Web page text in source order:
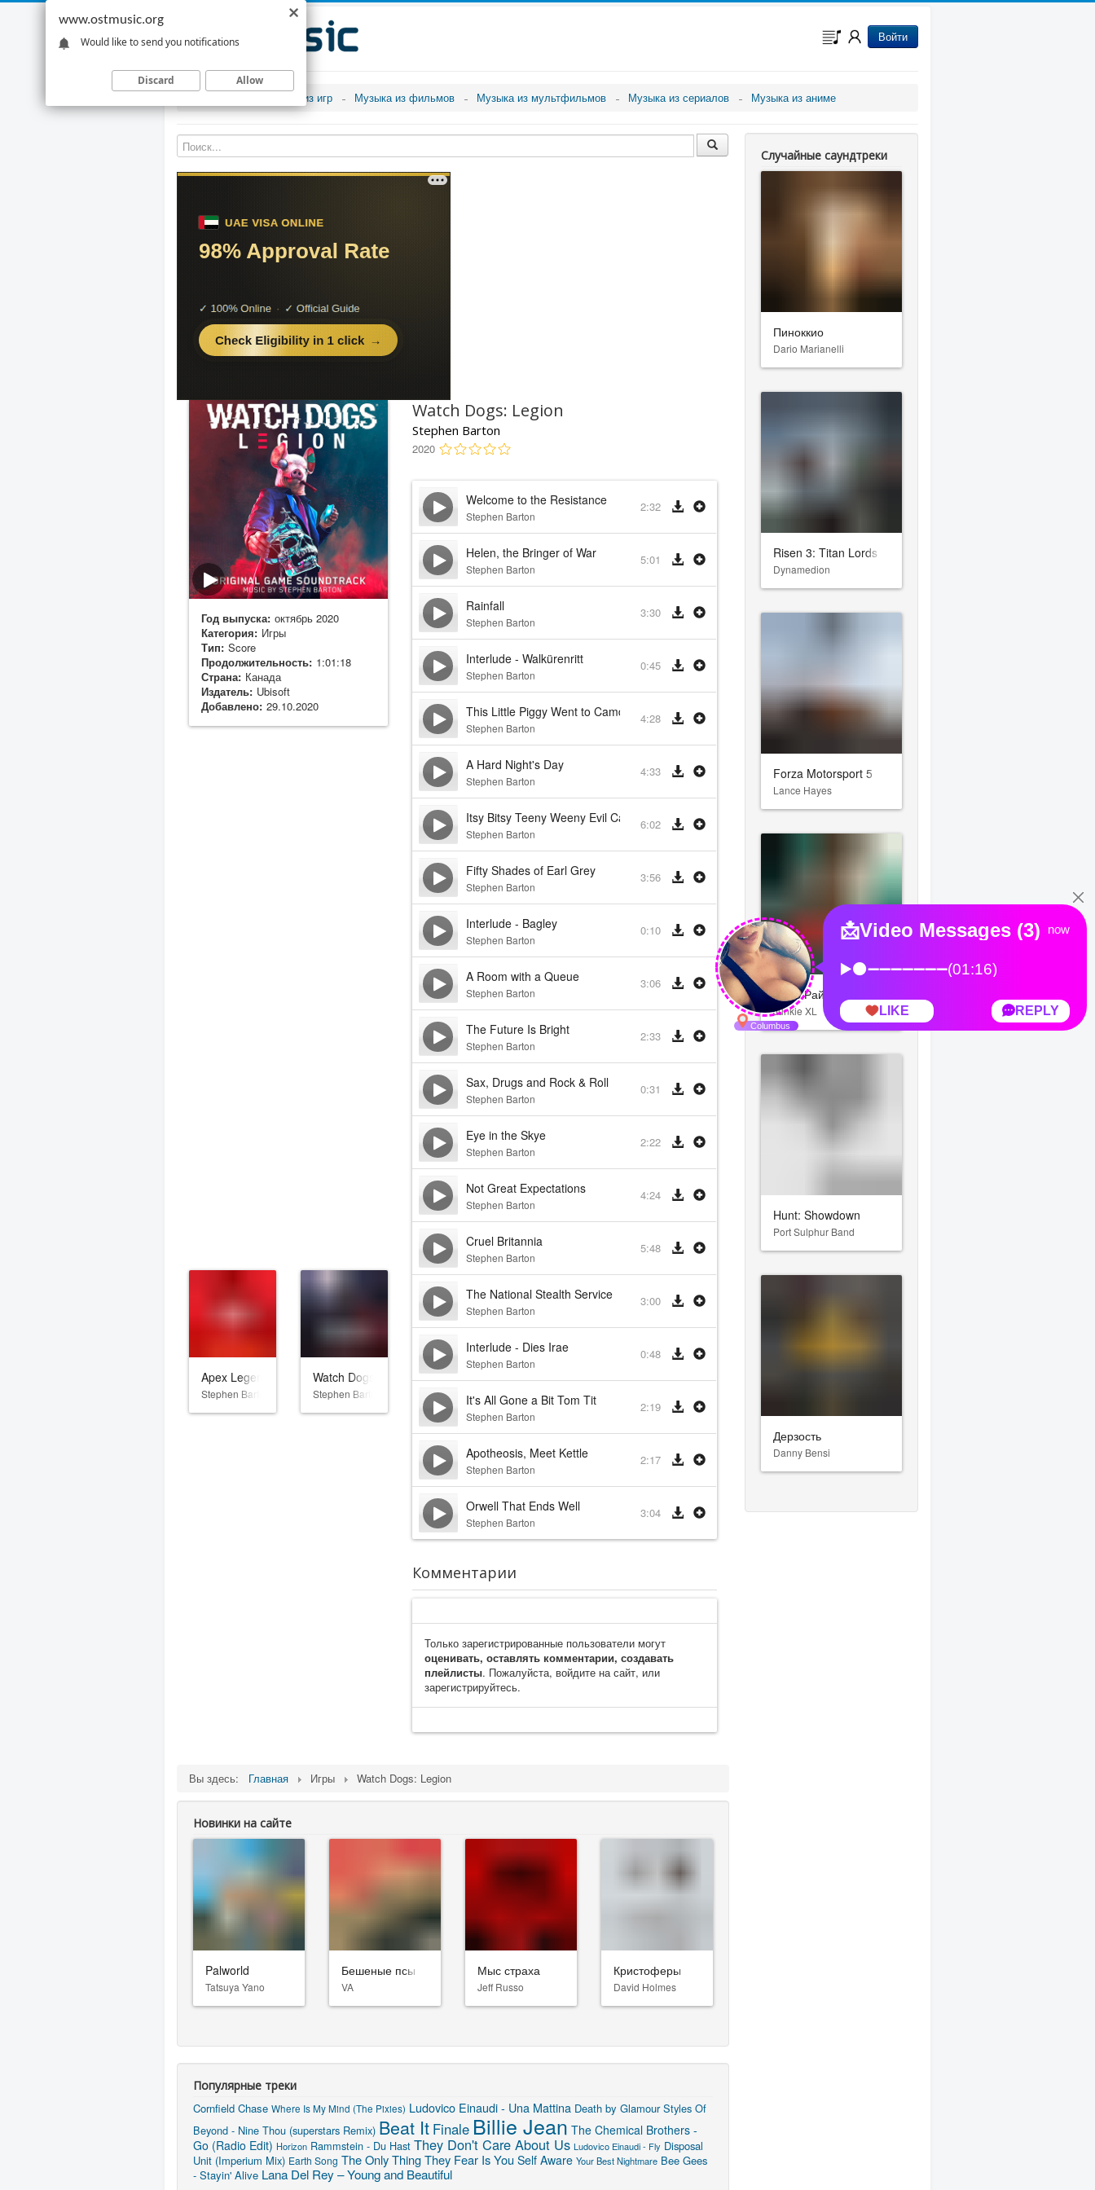
Войти
Музыка из игр Музыка из фильмов Музыка из мультфильмов Музыка из сериалов Музыка из аниме
Год выпуска: октябрь 2020
Категория: Игры
Тип: Score
Продолжительность: 1:01:18
Страна: Канада
Издатель: Ubisoft
Добавлено: 29.10.2020
Apex Legends
Stephen Barton
Watch Dogs: Legion - Bloodline
Stephen Barton
Watch Dogs: Legion
Stephen Barton
2020
Welcome to the Resistance
Stephen Barton
2:32
Helen, the Bringer of War
Stephen Barton
5:01
Rainfall
Stephen Barton
3:30
Interlude - Walkürenritt
Stephen Barton
0:45
This Little Piggy Went to Camden Market
Stephen Barton
4:28
A Hard Night's Day
Stephen Barton
4:33
Itsy Bitsy Teeny Weeny Evil Capitalist Machiney
Stephen Barton
6:02
Fifty Shades of Earl Grey
Stephen Barton
3:56
Interlude - Bagley
Stephen Barton
0:10
A Room with a Queue
Stephen Barton
3:06
The Future Is Bright
Stephen Barton
2:33
Sax, Drugs and Rock & Roll
Stephen Barton
0:31
Eye in the Skye
Stephen Barton
2:22
Not Great Expectations
Stephen Barton
4:24
Cruel Britannia
Stephen Barton
5:48
The National Stealth Service
Stephen Barton
3:00
Interlude - Dies Irae
Stephen Barton
0:48
It's All Gone a Bit Tom Tit
Stephen Barton
2:19
Apotheosis, Meet Kettle
Stephen Barton
2:17
Orwell That Ends Well
Stephen Barton
3:04
Комментарии
Только зарегистрированные пользователи могут
оценивать, оставлять комментарии, создавать
плейлисты. Пожалуйста, войдите на сайт, или
зарегистрируйтесь.
Вы здесь: Главная Игры Watch Dogs: Legion
Новинки на сайте
Palworld
Tatsuya Yano
Бешеные псы
VA
Мыс страха
Jeff Russo
Кристоферы
David Holmes
Популярные треки
Cornfield Chase Where Is My Mind (The Pixies) Ludovico Einaudi - Una Mattina Death by Glamour Styles Of
Beyond - Nine Thou (superstars Remix) Beat It Finale Billie Jean The Chemical Brothers -
Go (Radio Edit) Horizon Rammstein - Du Hast They Don't Care About Us Ludovico Einaudi - Fly Disposal
Unit (Imperium Mix) Earth Song The Only Thing They Fear Is You Self Aware Your Best Nightmare Bee Gees
- Stayin' Alive Lana Del Rey – Young and Beautiful
Случайные саундтреки
Пиноккио
Dario Marianelli
Risen 3: Titan Lords
Dynamedion
Forza Motorsport 5
Lance Hayes
Томб Райдер: Лара Крофт
Junkie XL
Hunt: Showdown
Port Sulphur Band
Дерзость
Danny Bensi
www.ostmusic.org
Would like to send you notifications
Discard Allow